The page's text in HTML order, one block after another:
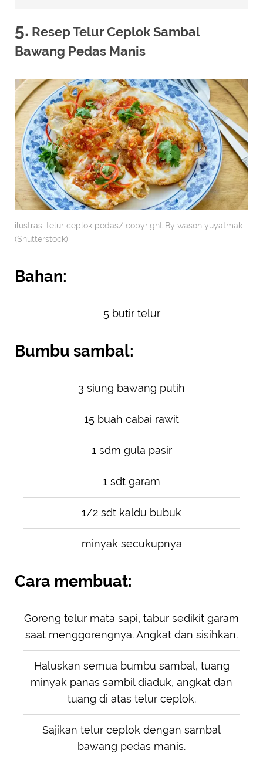
5. Resep Telur Ceplok Sambal
Bawang Pedas Manis
ilustrasi telur ceplok pedas/ copyright By wason yuyatmak
(Shutterstock)
Bahan:
5 butir telur
Bumbu sambal:
3 siung bawang putih
15 buah cabai rawit
1 sdm gula pasir
1 sdt garam
1/2 sdt kaldu bubuk
minyak secukupnya
Cara membuat:
Goreng telur mata sapi, tabur sedikit garam
saat menggorengnya. Angkat dan sisihkan.
Haluskan semua bumbu sambal, tuang
minyak panas sambil diaduk, angkat dan
tuang di atas telur ceplok.
Sajikan telur ceplok dengan sambal
bawang pedas manis.